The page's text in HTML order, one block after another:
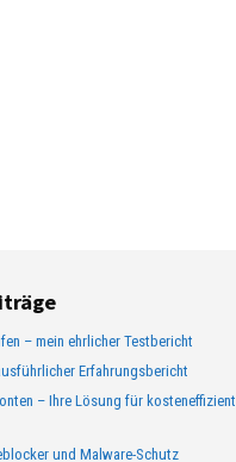
– mein ehrlicher Testbericht
Erfahrungsbericht
– Ihre Lösung für
und Malware-Schutz